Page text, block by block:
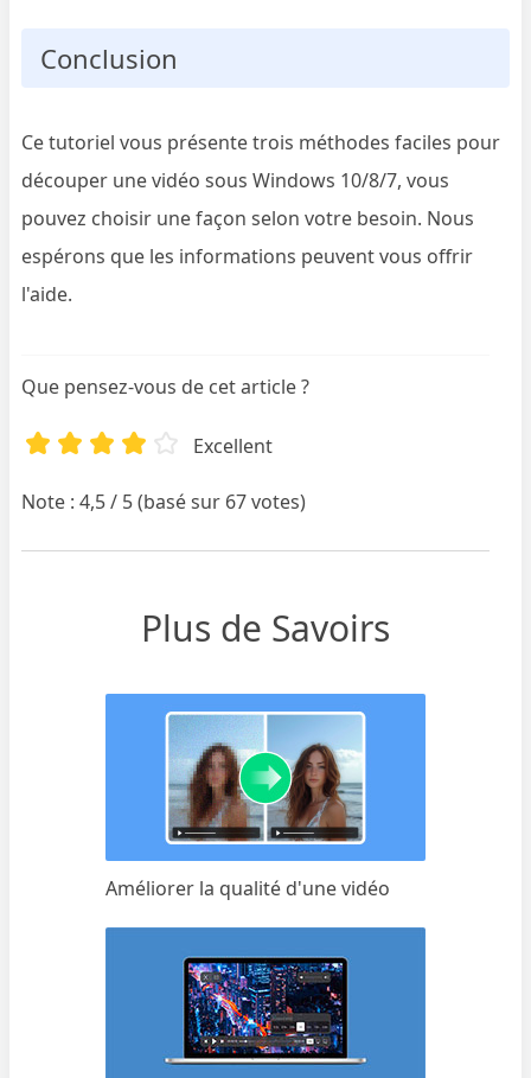
Conclusion
Ce tutoriel vous présente trois méthodes faciles pour
découper une vidéo sous Windows 10/8/7, vous
pouvez choisir une façon selon votre besoin. Nous
espérons que les informations peuvent vous offrir
l'aide.
Que pensez-vous de cet article ?
Excellent
Note : 4,5 / 5 (basé sur 67 votes)
Plus de Savoirs
Améliorer la qualité d'une vidéo